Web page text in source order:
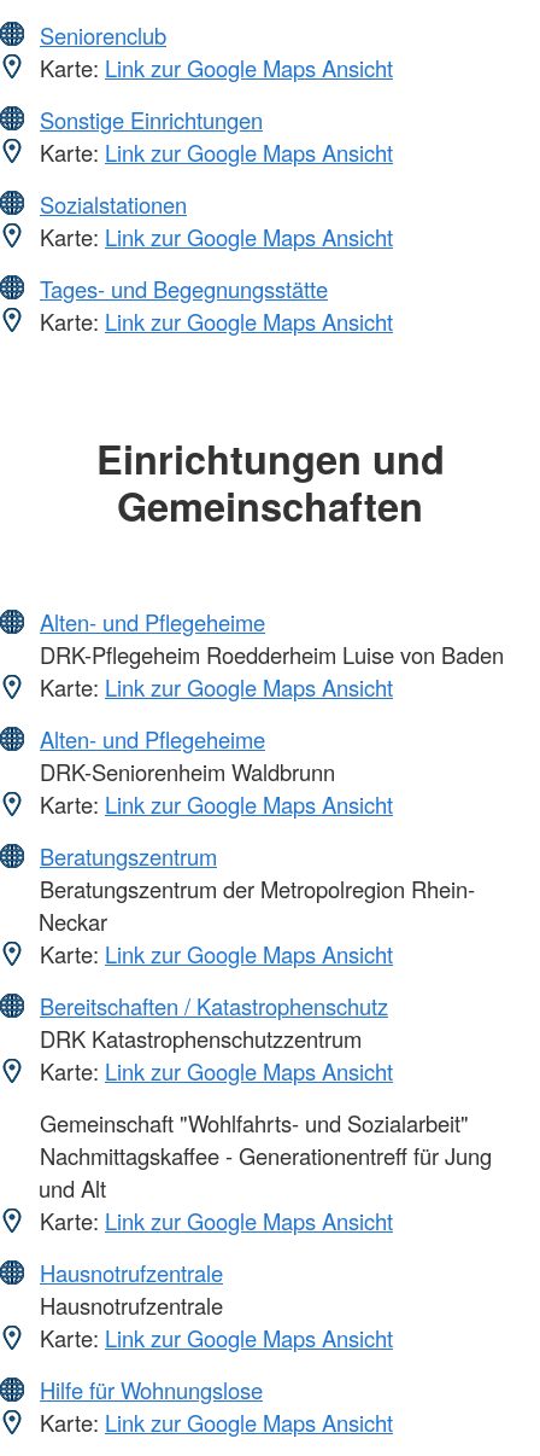
Seniorenclub
Karte: Link zur Google Maps Ansicht
Sonstige Einrichtungen
Karte: Link zur Google Maps Ansicht
Sozialstationen
Karte: Link zur Google Maps Ansicht
Tages- und Begegnungsstätte
Karte: Link zur Google Maps Ansicht
Einrichtungen und
Gemeinschaften
Alten- und Pflegeheime
DRK-Pflegeheim Roedderheim Luise von Baden
Karte: Link zur Google Maps Ansicht
Alten- und Pflegeheime
DRK-Seniorenheim Waldbrunn
Karte: Link zur Google Maps Ansicht
Beratungszentrum
Beratungszentrum der Metropolregion Rhein-
Neckar
Karte: Link zur Google Maps Ansicht
Bereitschaften / Katastrophenschutz
DRK Katastrophenschutzzentrum
Karte: Link zur Google Maps Ansicht
Gemeinschaft "Wohlfahrts- und Sozialarbeit"
Nachmittagskaffee - Generationentreff für Jung
und Alt
Karte: Link zur Google Maps Ansicht
Hausnotrufzentrale
Hausnotrufzentrale
Karte: Link zur Google Maps Ansicht
Hilfe für Wohnungslose
Karte: Link zur Google Maps Ansicht